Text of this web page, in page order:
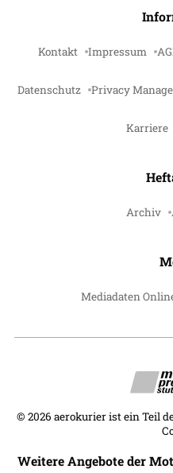
Kontakt Impressum
Datenschutz Privacy
Karriere
Archiv
Mediadaten
© 2026 aerokurier ist ein Teil
Weitere Angebote der